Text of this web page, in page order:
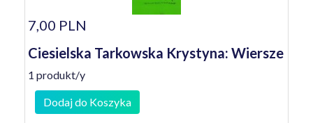
7,00 PLN
Ciesielska Tarkowska Krystyna: Wiersze
1 produkt/y
Dodaj do Koszyka